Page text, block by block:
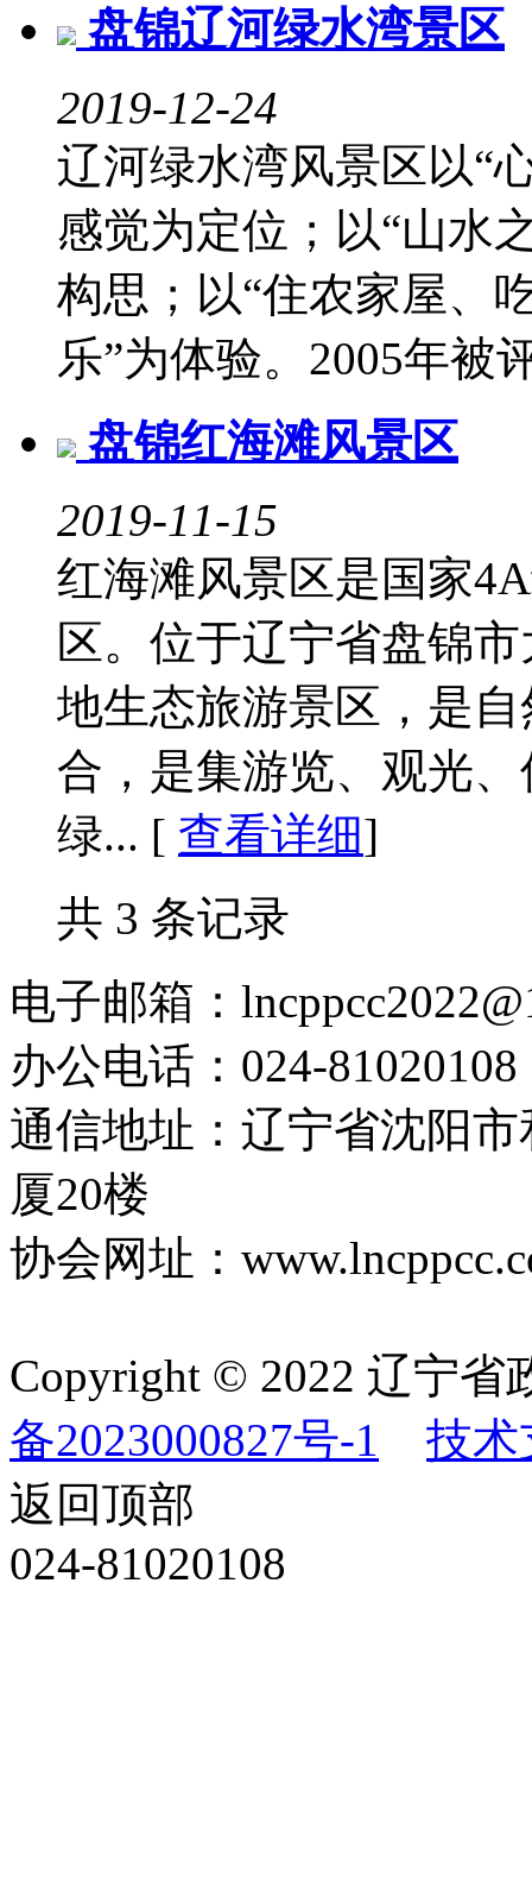
盘锦辽河绿水湾景区
2019-12-24
辽河绿水湾风景区以“
感觉为定位；以“山水
构思；以“住农家屋、
乐”为体验。2005年被
盘锦红海滩风景区
2019-11-15
红海滩风景区是国家
区。位于辽宁省盘锦
地生态旅游景区，是
合，是集游览、观光
绿... [ 查看详细]
共 3 条记录
电子邮箱：
办公电话：024-81020108
通信地址：辽宁省沈阳
厦20楼
协会网址：
Copyright © 2022 辽宁
备2023000827号-1
技术
返回顶部
024-81020108